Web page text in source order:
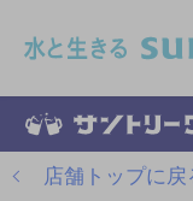
店舗トップに戻